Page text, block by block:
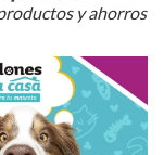
y ahorros